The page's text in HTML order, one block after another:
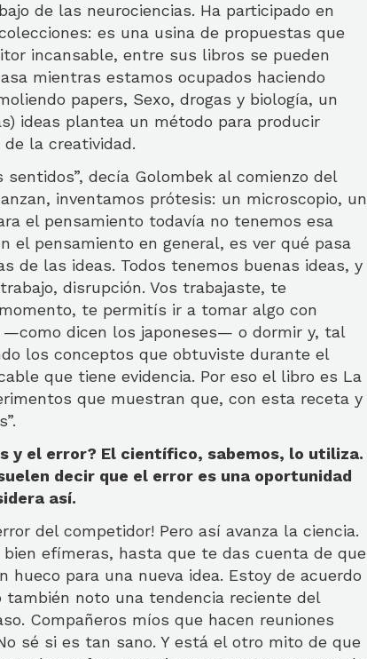
de las neurociencias. Ha participado en
es una usina de propuestas que
incansable, entre sus libros se pueden
mientras estamos ocupados haciendo
papers, Sexo, drogas y biología, un
ideas plantea un método para producir
la creatividad.
decía Golombek al comienzo del
inventamos prótesis: un microscopio, un
el pensamiento todavía no tenemos esa
el pensamiento en general, es ver qué pasa
de las ideas. Todos tenemos buenas ideas, y
disrupción. Vos trabajaste, te
te permitís ir a tomar algo con
dicen los japoneses— o dormir y, tal
los conceptos que obtuviste durante el
que tiene evidencia. Por eso el libro es La
que muestran que, con esta receta y
y el error? El científico, sabemos, lo utiliza.
decir que el error es una oportunidad
así.
del competidor! Pero así avanza la ciencia.
efímeras, hasta que te das cuenta de que
para una nueva idea. Estoy de acuerdo
también noto una tendencia reciente del
Compañeros míos que hacen reuniones
sé si es tan sano. Y está el otro mito de que